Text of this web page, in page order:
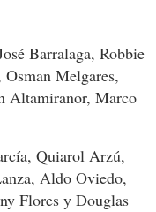
Barralaga, Robbie
Melgares,
Altamiranor, Marco
Quiarol Arzú,
Aldo Oviedo,
Flores y Douglas